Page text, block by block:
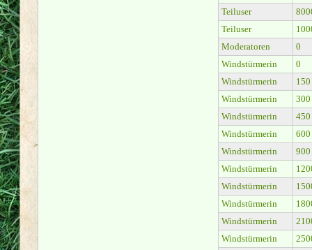
Teiluser
Teiluser
Moderatoren
0
Windstürmerin
0
Windstürmerin
150
Windstürmerin
300
Windstürmerin
450
Windstürmerin
600
Windstürmerin
900
Windstürmerin
Windstürmerin
Windstürmerin
Windstürmerin
Windstürmerin